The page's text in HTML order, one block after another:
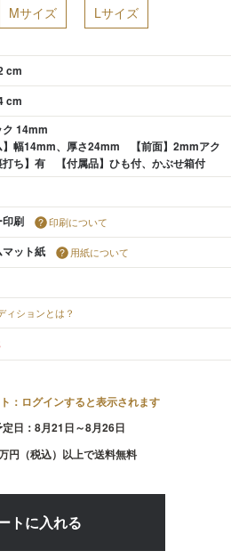
Mサイズ Lサイズ
cm
cm
14mm
】幅14mm、厚さ24mm 【前面】2mmアク
ち】有 【付属品】ひも付、かぶせ箱付
印刷 印刷について
ット紙 用紙について
ィションとは？
：ログインすると表示されます
定日：8月21日～8月26日
円（税込）以上で送料無料